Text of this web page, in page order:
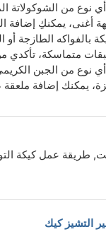
نوع من الشوكولاتة
يمكنكِ إضافة
بالفواكه الطازجة
متماسكة، تأكدي من
نوع من الجبن
يمكنك إضافة
طريقة عمل كيكة
التشيز كيك